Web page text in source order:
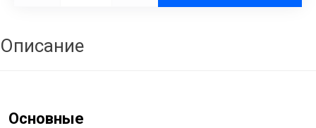
Описание
Основные